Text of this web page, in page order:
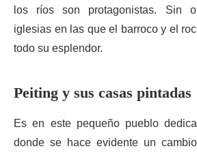
los ríos son protagonistas. Sin
iglesias en las que el barroco y el
todo su esplendor.
Peiting y sus casas pintadas
Es en este pequeño pueblo
donde se hace evidente un